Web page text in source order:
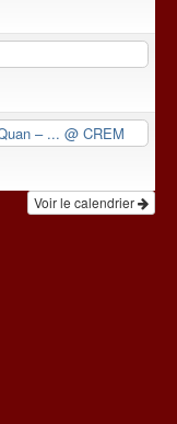
– ... @ CREM
Voir le calendrier